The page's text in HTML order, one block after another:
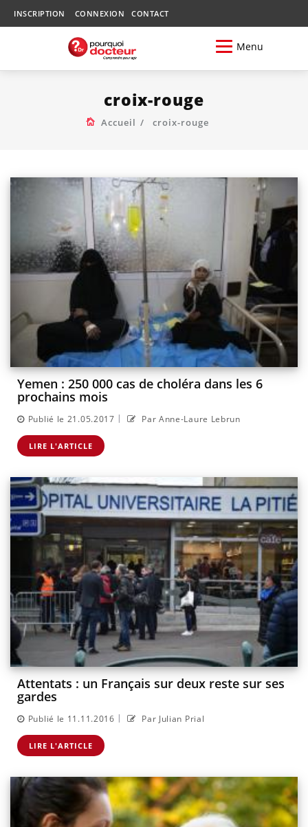
INSCRIPTION CONNEXION CONTACT
Menu
croix-rouge
Accueil croix-rouge
Yemen : 250 000 cas de choléra dans les 6
prochains mois
Publié le 21.05.2017 | Par Anne-Laure Lebrun
LIRE L'ARTICLE
Attentats : un Français sur deux reste sur ses
gardes
Publié le 11.11.2016 | Par Julian Prial
LIRE L'ARTICLE